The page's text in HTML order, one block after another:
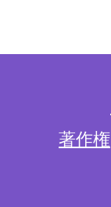
著作権